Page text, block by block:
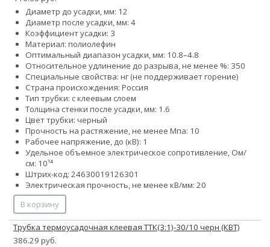
Диаметр до усадки, мм: 12
Диаметр после усадки, мм: 4
Коэффициент усадки: 3
Материал: полиолефин
Оптимальный диапазон усадки, мм: 10.8–4.8
Относительное удлинение до разрыва, не менее %: 350
Специальные свойства: нг (не поддерживает горение)
Страна происхождения: Россия
Тип трубки: с клеевым слоем
Толщина стенки после усадки, мм: 1.6
Цвет трубки: черный
Прочность на растяжение, не менее Мпа: 10
Рабочее напряжение, до (кВ): 1
Удельное объемное электрическое сопротивление, Ом/
см: 10¹⁴
Штрих-код: 24630019126301
Электрическая прочность, не менее кВ/мм: 20
В корзину
Трубка термоусадочная клеевая ТТК(3:1)-30/10 черн (КВТ)
386.29 руб.